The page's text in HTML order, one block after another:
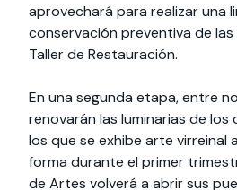
aprovechará para realizar una
conservación preventiva de las
Taller de Restauración.
En una segunda etapa, entre
renovarán las luminarias de los
los que se exhibe arte virreinal
forma durante el primer
de Artes volverá a abrir sus